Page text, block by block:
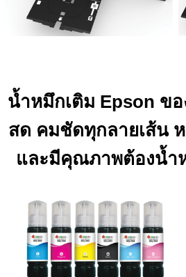
น้ำหมึกเติม Epson ข
สด คมชัดทุกลายเส้น
และมีคุณภาพต้องน้ำ